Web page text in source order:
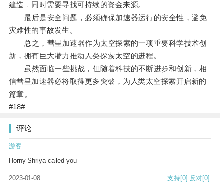
建造，同时需要寻找可持续的资金来源。
最后是安全问题，必须确保加速器运行的安全性，避免
灾难性的事故发生。
总之，彗星加速器作为太空探索的一项重要科学技术创
新，拥有巨大潜力推动人类探索太空的进程。
虽然面临一些挑战，但随着科技的不断进步和创新，相
信彗星加速器必将取得更多突破，为人类太空探索开启新的
篇章。
#18#
评论
游客
Horny Shriya called you
2023-01-08 支持[0] 反对[0]